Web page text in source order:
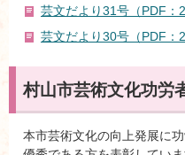
芸文だより31号（PDF：
芸文だより30号（PDF：
村山市芸術文化功労
本市芸術文化の向上発展に